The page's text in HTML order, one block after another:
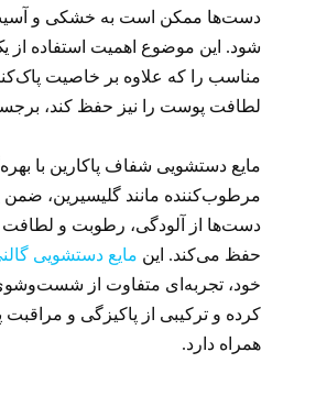
دست‌ها ممکن است به خشکی و
شود. این موضوع اهمیت استفاده از
مناسب را که علاوه بر خاصیت
لطافت پوست را نیز حفظ کند،
مایع دستشویی شفاف پاکارین با
مرطوب‌کننده مانند گلیسیرین،
دست‌ها از آلودگی، رطوبت و لطافت
حفظ می‌کند. این مایع دستشویی
خود، تجربه‌ای متفاوت از
کرده و ترکیبی از پاکیزگی و مراقبت
همراه دارد.